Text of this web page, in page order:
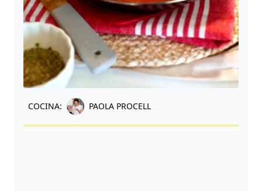
COCINA: PAOLA PROCELL